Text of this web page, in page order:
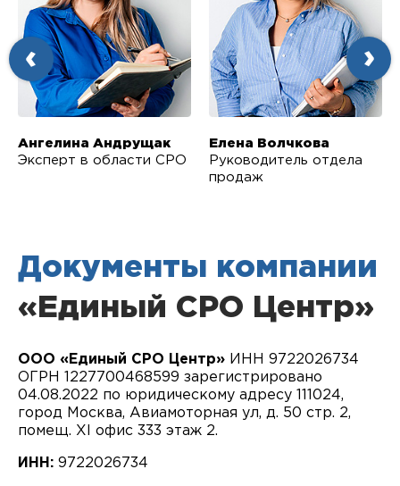
Ангелина Андрущак
Эксперт в области СРО
Елена Волчкова
Руководитель отдела
продаж
Документы компании
«Единый СРО Центр»
ООО «Единый СРО Центр‎» ИНН 9722026734
ОГРН 1227700468599 зарегистрировано
04.08.2022 по юридическому адресу 111024,
город Москва, Авиамоторная ул, д. 50 стр. 2,
помещ. XI офис 333 этаж 2.
ИНН: 9722026734